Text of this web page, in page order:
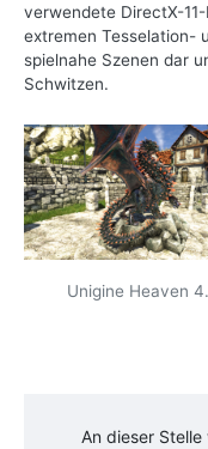
verwendete DirectX-
extremen Tesselation-
spielnahe Szenen dar
Schwitzen.
Unigine Heaven
An dieser